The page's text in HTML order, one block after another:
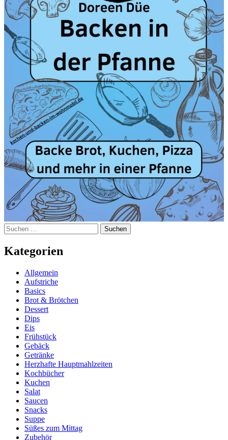
Suchen
nach:
Kategorien
Allgemein
Aufstriche
Basics
Brot & Brötchen
Dessert
Dips
Eis
Frühstück
Gebäck
Getränke
Herzhafte Hauptmahlzeiten
Kochbücher
Kuchen
Salat
Saucen
Snacks
Suppe
Süßes zum Mittag
Zubehör